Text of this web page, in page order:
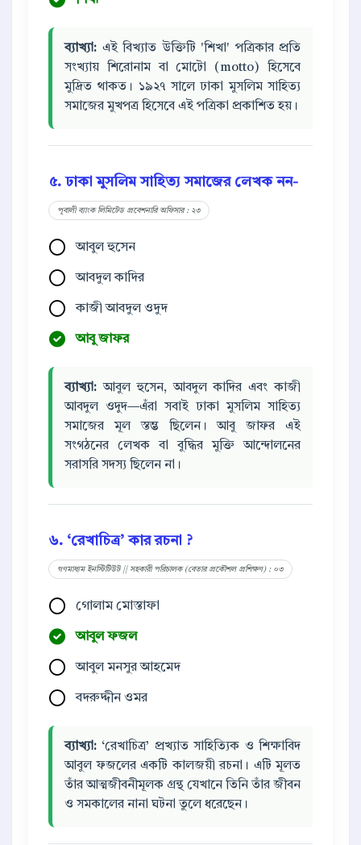
ব্যাখ্যা: এই বিখ্যাত উক্তিটি 'শিখা' পত্রিকার প্রতি
সংখ্যায় শিরোনাম বা মোটো (motto) হিসেবে
মুদ্রিত থাকত। ১৯২৭ সালে ঢাকা মুসলিম সাহিত্য
সমাজের মুখপত্র হিসেবে এই পত্রিকা প্রকাশিত হয়।
৫. ঢাকা মুসলিম সাহিত্য সমাজের লেখক নন-
পূবালী ব্যাংক লিমিটেড প্রবেশনারি অফিসার : ২৩
আবুল হুসেন
আবদুল কাদির
কাজী আবদুল ওদুদ
আবু জাফর
ব্যাখ্যা: আবুল হুসেন, আবদুল কাদির এবং কাজী
আবদুল ওদুদ—এঁরা সবাই ঢাকা মুসলিম সাহিত্য
সমাজের মূল স্তম্ভ ছিলেন। আবু জাফর এই
সংগঠনের লেখক বা বুদ্ধির মুক্তি আন্দোলনের
সরাসরি সদস্য ছিলেন না।
৬. ‘রেখাচিত্র’ কার রচনা ?
গণমাধ্যম ইনস্টিটিউট || সহকারী পরিচালক (বেতার প্রকৌশল প্রশিক্ষণ) : ০৩
গোলাম মোস্তাফা
আবুল ফজল
আবুল মনসুর আহমেদ
বদরুদ্দীন ওমর
ব্যাখ্যা: ‘রেখাচিত্র’ প্রখ্যাত সাহিত্যিক ও শিক্ষাবিদ
আবুল ফজলের একটি কালজয়ী রচনা। এটি মূলত
তাঁর আত্মজীবনীমূলক গ্রন্থ যেখানে তিনি তাঁর জীবন
ও সমকালের নানা ঘটনা তুলে ধরেছেন।